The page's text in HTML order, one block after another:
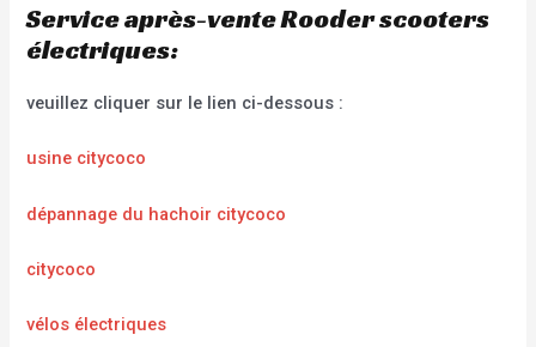
Service après-vente Rooder scooters
électriques:
veuillez cliquer sur le lien ci-dessous :
usine citycoco
dépannage du hachoir citycoco
citycoco
vélos électriques